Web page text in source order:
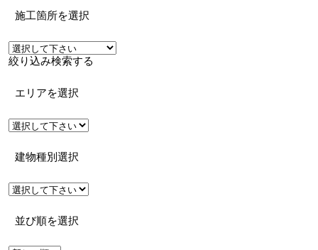
施工箇所を選択
絞り込み検索する
エリアを選択
建物種別選択
並び順を選択